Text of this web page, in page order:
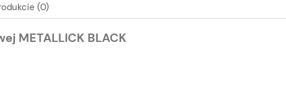
kosztów
(0)
METALLICK BLACK